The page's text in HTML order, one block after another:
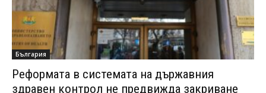
България
Реформата в системата на държавния
здравен контрол не предвижда закриване